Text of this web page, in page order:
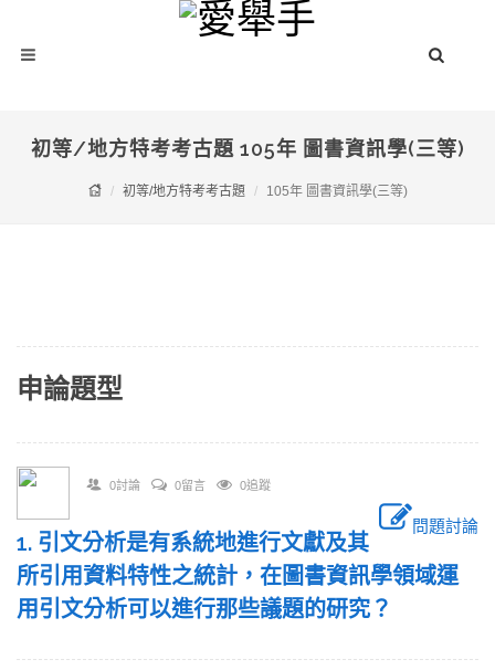
初等/地方特考考古題 105年 圖書資訊學(三等)
初等/地方特考考古題 105年 圖書資訊學(三等)
申論題型
0討論 0留言 0追蹤
問題討論
1. 引文分析是有系統地進行文獻及其
所引用資料特性之統計，在圖書資訊學領域運
用引文分析可以進行那些議題的研究？